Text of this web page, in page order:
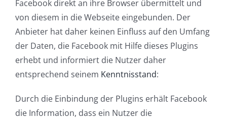
Facebook direkt an ihre Browser übermittelt und
von diesem in die Webseite eingebunden. Der
Anbieter hat daher keinen Einfluss auf den Umfang
der Daten, die Facebook mit Hilfe dieses Plugins
erhebt und informiert die Nutzer daher
entsprechend seinem Kenntnisstand:
Durch die Einbindung der Plugins erhält Facebook
die Information, dass ein Nutzer die